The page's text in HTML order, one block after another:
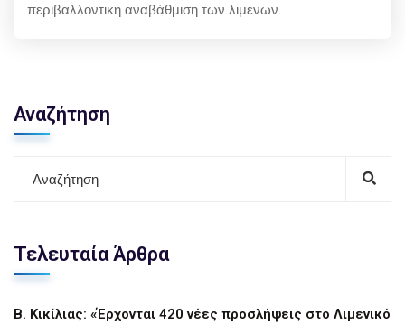
περιβαλλοντική αναβάθμιση των λιμένων.
Αναζήτηση
Τελευταία Άρθρα
Β. Κικίλιας: «Έρχονται 420 νέες προσλήψεις στο Λιμενικό